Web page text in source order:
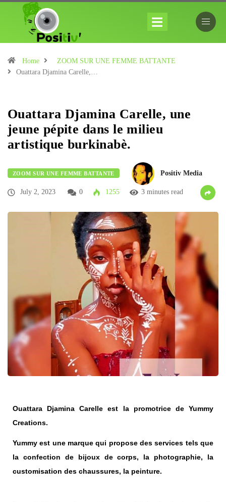
Home
ZOOM SUR UNE FEMME BATTANTE
Ouattara Djamina Carelle,…
Ouattara Djamina Carelle, une
jeune pépite dans le milieu
artistique burkinabè.
ZOOM SUR UNE FEMME BATTANTE Positiv Media
July 2, 2023 0 1255 3 minutes read
Ouattara Djamina Carelle est la promotrice de Yummy
Creations.
Yummy est une marque qui propose des services tels que
la confection de bijoux de corps, la photographie, la
customisation des chaussures, la peinture.